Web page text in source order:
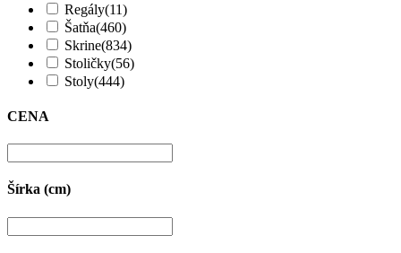
Regály(11)
Šatňa(460)
Skrine(834)
Stoličky(56)
Stoly(444)
CENA
Šírka (cm)